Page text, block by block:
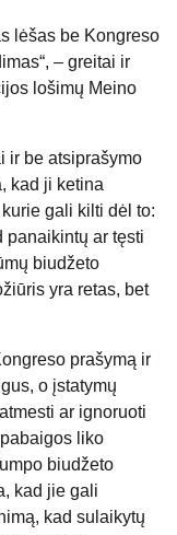
lėšas be Kongreso
– greitai ir
lošimų Meino
ir be atsiprašymo
kad ji ketina
gali kilti dėl to:
panaikintų ar tęsti
biudžeto
yra retas, bet
prašymą ir
o įstatymų
ar ignoruoti
liko
biudžeto
kad jie gali
kad sulaikytų